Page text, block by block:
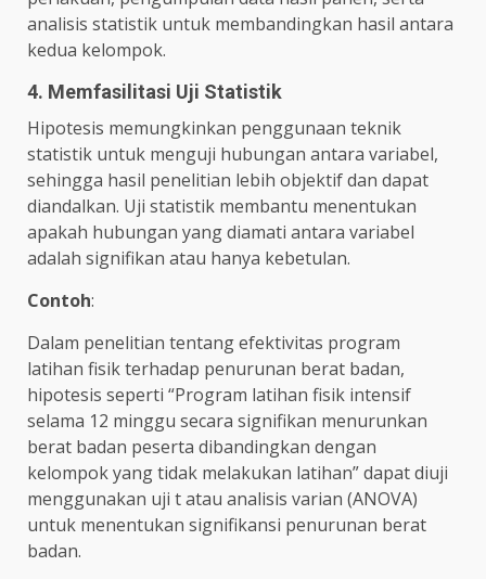
analisis statistik untuk membandingkan hasil antara
kedua kelompok.
4. Memfasilitasi Uji Statistik
Hipotesis memungkinkan penggunaan teknik
statistik untuk menguji hubungan antara variabel,
sehingga hasil penelitian lebih objektif dan dapat
diandalkan. Uji statistik membantu menentukan
apakah hubungan yang diamati antara variabel
adalah signifikan atau hanya kebetulan.
Contoh:
Dalam penelitian tentang efektivitas program
latihan fisik terhadap penurunan berat badan,
hipotesis seperti “Program latihan fisik intensif
selama 12 minggu secara signifikan menurunkan
berat badan peserta dibandingkan dengan
kelompok yang tidak melakukan latihan” dapat diuji
menggunakan uji t atau analisis varian (ANOVA)
untuk menentukan signifikansi penurunan berat
badan.